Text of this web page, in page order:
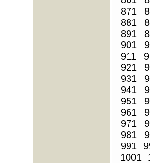
871
881
891
901
911
921
931
941
951
961
971
981
991
1001